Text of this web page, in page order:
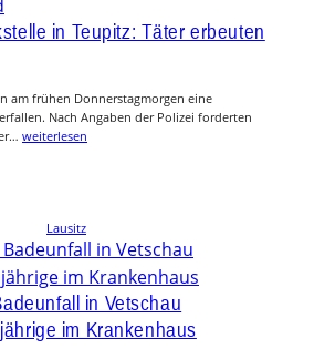
in Teupitz: Täter erbeuten
am frühen Donnerstagmorgen eine
Nach Angaben der Polizei forderten
weiterlesen
Lausitz
in Vetschau
im Krankenhaus